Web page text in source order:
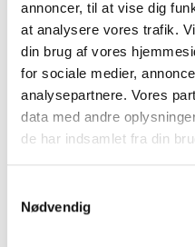
annoncer, til at vise dig
at analysere vores trafik.
din brug af vores
for sociale medier,
analysepartnere. Vores
data med andre
de har indsamlet fra din
Nødvendig
Kridttavle A4/A5
Infoskilt med A5 eller A4
TILFØJ